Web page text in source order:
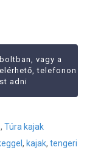
vagy a
telefonon
adni
, Túra kajak
, kajak, tengeri